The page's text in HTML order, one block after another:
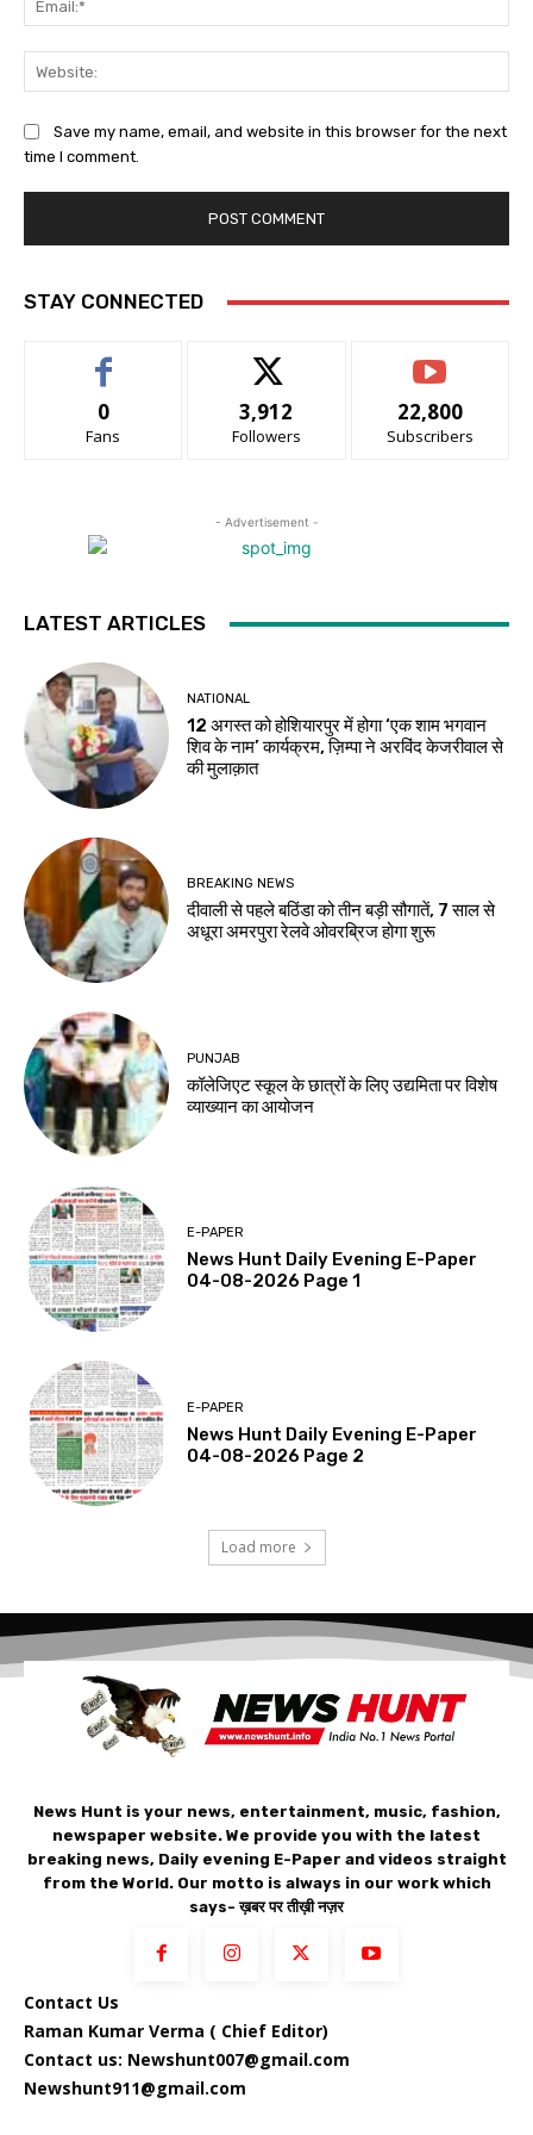
Save my name, email, and website in this browser for the next
time I comment.
STAY CONNECTED
0
Fans
3,912
Followers
22,800
Subscribers
- Advertisement -
LATEST ARTICLES
NATIONAL
12 अगस्त को होशियारपुर में होगा ‘एक शाम भगवान
शिव के नाम’ कार्यक्रम, ज़िम्पा ने अरविंद केजरीवाल से
की मुलाक़ात
BREAKING NEWS
दीवाली से पहले बठिंडा को तीन बड़ी सौगातें, 7 साल से
अधूरा अमरपुरा रेलवे ओवरब्रिज होगा शुरू
PUNJAB
कॉलेजिएट स्कूल के छात्रों के लिए उद्यमिता पर विशेष
व्याख्यान का आयोजन
E-PAPER
News Hunt Daily Evening E-Paper
04-08-2026 Page 1
E-PAPER
News Hunt Daily Evening E-Paper
04-08-2026 Page 2
Load more
News Hunt is your news, entertainment, music, fashion,
newspaper website. We provide you with the latest
breaking news, Daily evening E-Paper and videos straight
from the World. Our motto is always in our work which
says- ख़बर पर तीख़ी नज़र
Contact Us
Raman Kumar Verma ( Chief Editor)
Contact us: Newshunt007@gmail.com
Newshunt911@gmail.com